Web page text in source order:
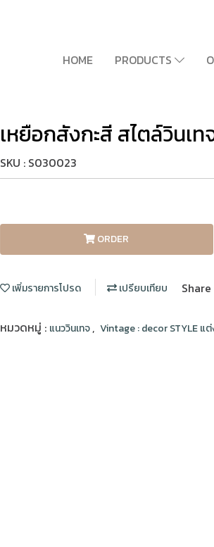
HOME PRODUCTS
เหยือกสังกะสี สไตล์วินเ
SKU : S030023
ORDER
เพิ่มรายการโปรด เปรียบเทียบ Share
หมวดหมู่ : แนววินเทจ, Vintage : decor STYLE แ